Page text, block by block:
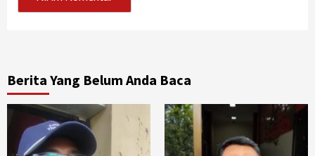
Berita Yang Belum Anda Baca